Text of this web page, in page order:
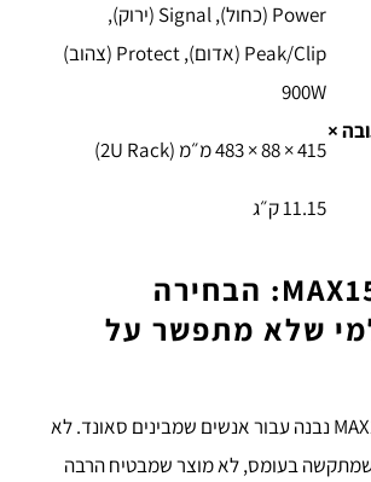
Power (כחול), Signal (ירוק),
Peak/Clip (אדום), Protect (צהוב)
900W
×
‎483 × 88 × 415 מ״מ (2U Rack)
‎11.15 ק״ג
MAX1500 Plus: הבחירה
שלא מתפשר על
מגבר MAX1500 Plus נבנה עבור אנשים שמבינים סאונד. לא
שמתקשה בעומס, לא מוצר שמבטיח הרבה